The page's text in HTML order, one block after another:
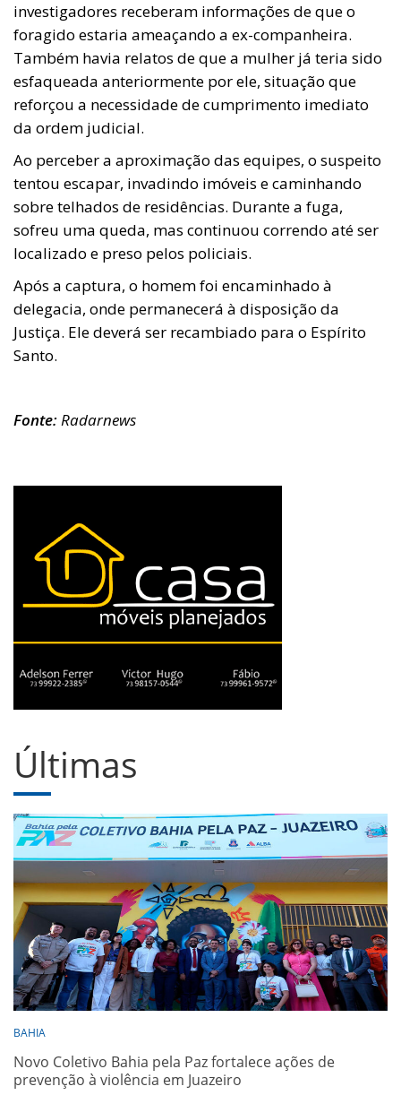
investigadores receberam informações de que o
foragido estaria ameaçando a ex-companheira.
Também havia relatos de que a mulher já teria sido
esfaqueada anteriormente por ele, situação que
reforçou a necessidade de cumprimento imediato
da ordem judicial.
Ao perceber a aproximação das equipes, o suspeito
tentou escapar, invadindo imóveis e caminhando
sobre telhados de residências. Durante a fuga,
sofreu uma queda, mas continuou correndo até ser
localizado e preso pelos policiais.
Após a captura, o homem foi encaminhado à
delegacia, onde permanecerá à disposição da
Justiça. Ele deverá ser recambiado para o Espírito
Santo.
Fonte:Radarnews
Últimas
BAHIA
Novo Coletivo Bahia pela Paz fortalece ações de
prevenção à violência em Juazeiro